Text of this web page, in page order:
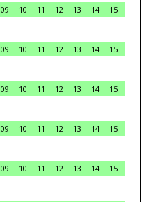
09 10 11 12 13 14
15
09 10 11 12 13 14
15
09 10 11 12 13 14
15
09 10 11 12 13 14
15
09 10 11 12 13 14
15